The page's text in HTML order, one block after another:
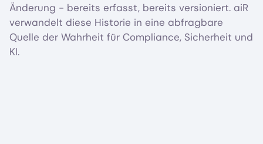
Änderung - bereits erfasst, bereits versioniert. aiR
verwandelt diese Historie in eine abfragbare
Quelle der Wahrheit für Compliance, Sicherheit und
KI.